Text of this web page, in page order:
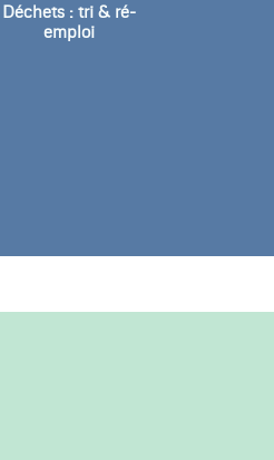
Déchets : tri & ré-
emploi